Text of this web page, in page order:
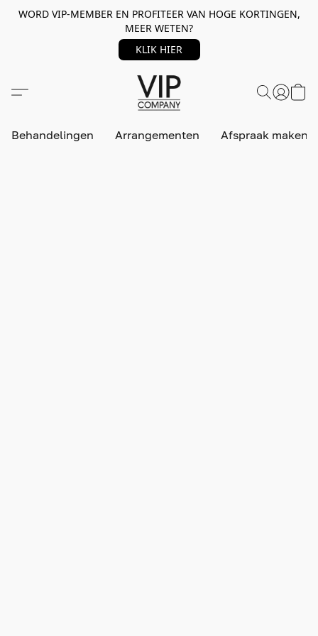
WORD VIP-MEMBER EN PROFITEER VAN HOGE KORTINGEN,
MEER WETEN?
KLIK HIER
Behandelingen Arrangementen Afspraak maken